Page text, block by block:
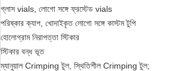
গ্লাস vials, লোগো সঙ্গে ফ্রস্টেড vials
পরিষ্কার ক্যাপ, খোদাইকৃত লোগো সঙ্গে কাস্টম টুপি
হোলোগ্রাম নিরাপত্তা স্টিকার
স্টিকার বন্ধ ভূত
ম্যানুয়াল Crimping টুল, স্থিতিশীল Crimping টুল;